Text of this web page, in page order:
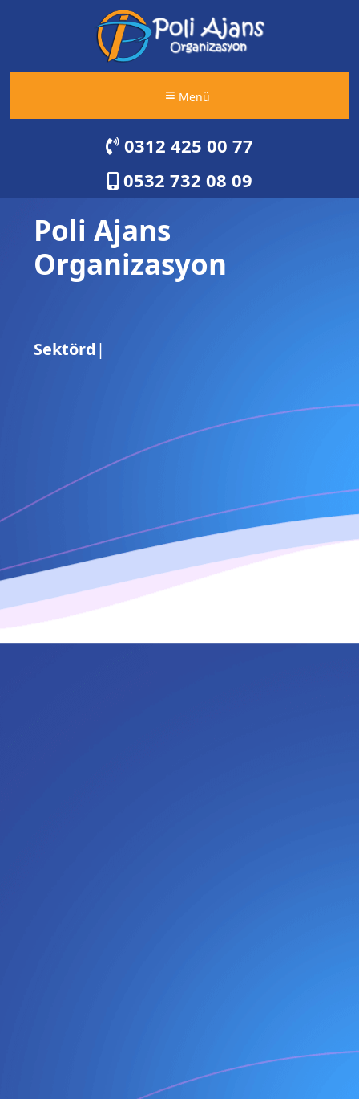
Menü
0312 425 00 77
0532 732 08 09
Poli Ajans
Organizasyon
Bütçenize